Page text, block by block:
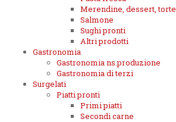
Merendine, dessert, torte
Salmone
Sughi pronti
Altri prodotti
Gastronomia
Gastronomia ns.produzione
Gastronomia di terzi
Surgelati
Piatti pronti
Primi piatti
Secondi carne